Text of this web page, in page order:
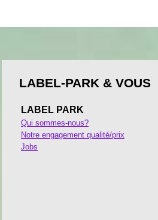
LABEL-PARK & VOUS
LABEL PARK
Qui sommes-nous?
Notre engagement qualité/prix
Jobs